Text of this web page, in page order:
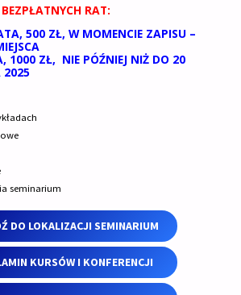
RAT:
500 ZŁ, W MOMENCIE ZAPISU –
1000 ZŁ, NIE PÓŹNIEJ NIŻ DO 20
2025
seminarium
DO LOKALIZACJI SEMINARIUM
KURSÓW I KONFERENCJI